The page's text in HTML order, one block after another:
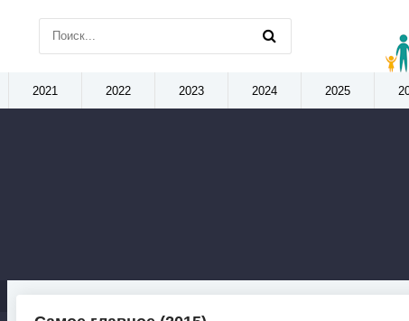
2021 2022 2023 2024 2025